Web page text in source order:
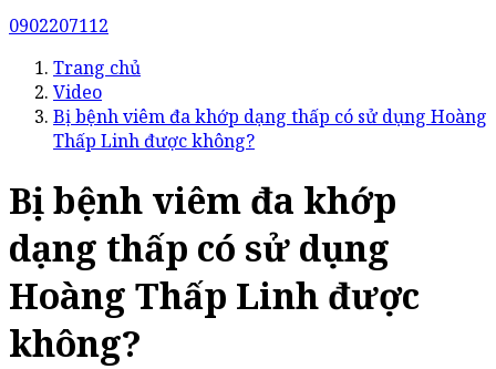
0902207112
Trang chủ
Video
Bị bệnh viêm đa khớp dạng thấp có sử dụng Hoàng
Thấp Linh được không?
Bị bệnh viêm đa khớp
dạng thấp có sử dụng
Hoàng Thấp Linh được
không?